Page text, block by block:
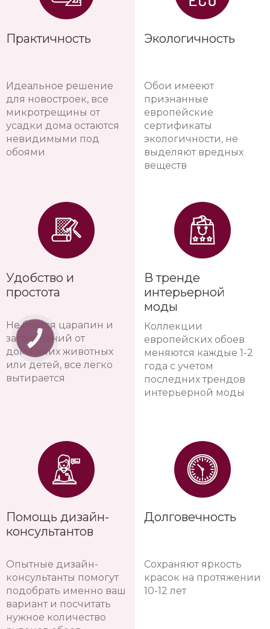
Практичность
Идеальное решение
для новостроек, все
микротрещины от
усадки дома остаются
невидимыми под
обоями
Удобство и
простота
Не боятся царапин и
загрязнений от
домашних животных
или детей, все легко
вытирается
Помощь дизайн-
консультантов
Опытные дизайн-
консультанты помогут
подобрать именно ваш
вариант и посчитать
нужное количество
Экологичность
Обои имееют
признанные
европейские
сертификаты
экологичности, не
выделяют вредных
веществ
В тренде
интерьерной
моды
Коллекции
европейских обоев
меняются каждые 1-2
года с учетом
последних трендов
интерьерной моды
Долговечность
Сохраняют яркость
красок на протяжении
10-12 лет